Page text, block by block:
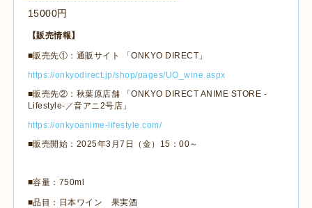
15000円
【販売情報】
■販売先①：通販サイト 「ONKYO DIRECT」
https://onkyodirect.jp/shop/pages/UO_wine.aspx
■販売先②：秋葉原店舗 「ONKYO DIRECT ANIME STORE -
Lifestyle-／音アニ2号店」
https://onkyoanime-lifestyle.com/
■販売開始：2025年3月7日（金）15：00～
■容量：750ml
■品目：日本ワイン 果実酒